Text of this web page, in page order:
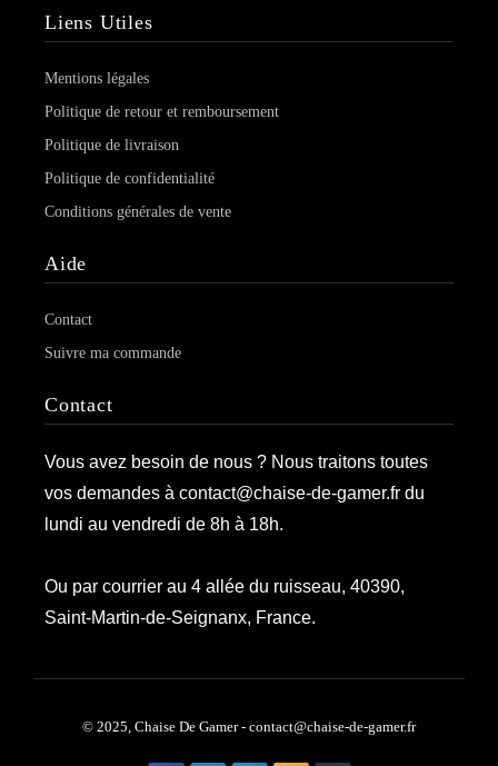
Liens Utiles
Mentions légales
Politique de retour et remboursement
Politique de livraison
Politique de confidentialité
Conditions générales de vente
Aide
Contact
Suivre ma commande
Contact
Vous avez besoin de nous ? Nous traitons toutes
vos demandes à contact@chaise-de-gamer.fr du
lundi au vendredi de 8h à 18h.
Ou par courrier au 4 allée du ruisseau, 40390,
Saint-Martin-de-Seignanx, France.
© 2025, Chaise De Gamer - contact@chaise-de-gamer.fr